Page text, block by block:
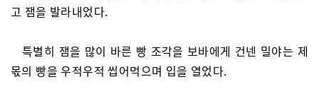
고 잼을 발라내었다.
특별히 잼을 많이 바른 빵 조각을 보바에게 건넨 밀야는 제
몫의 빵을 우적우적 씹어먹으며 입을 열었다.